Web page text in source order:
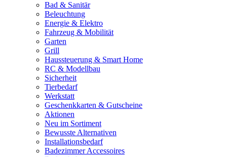
Bad & Sanitär
Beleuchtung
Energie & Elektro
Fahrzeug & Mobilität
Garten
Grill
Haussteuerung & Smart Home
RC & Modellbau
Sicherheit
Tierbedarf
Werkstatt
Geschenkkarten & Gutscheine
Aktionen
Neu im Sortiment
Bewusste Alternativen
Installationsbedarf
Badezimmer Accessoires